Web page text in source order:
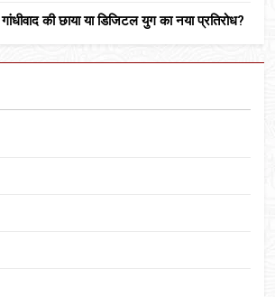
की छाया या डिजिटल युग का नया प्रतिरोध?